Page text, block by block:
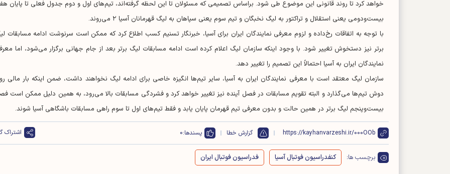
خواهد کرد تا روند قانونی این موضوع طی شود. براساس تصمیمی که مسئولان تا این لحظه گرفته‌اند، تیم‌های اول و دوم جدول فعلی تا پایان
بیست‌و‌دومی یعنی استقلال و تراکتور به لیگ نخبگان و تیم سوم یعنی سپاهان به لیگ قهرمانان آسیا ۲ می‌روند.
با توجه به اتفاقات رخ‌داده و لزوم معرفی نمایندگان ایران برای آسیا، خبرنگار تسنیم کسب اطلاع کرد که ممکن است سرنوشت ادامه مسابقات
برتر نیز دستخوش تغییر شود. با وجود اینکه سازمان لیگ اعلام کرده است ادامه مسابقات لیگ برتر بعد از جام جهانی برگزار می‌شود، اما
نمایندگان ایران به آسیا احتمالاً این تصمیم را تغییر دهد.
سازمان لیگ معتقد است با معرفی نمایندگان ایران به آسیا، سایر تیم‌ها انگیزه خاصی برای ادامه لیگ نخواهند داشت، ضمن اینکه بار مالی
دوش تیم‌ها می‌گذارد و البته تقویم مسابقات در فصل آینده نیز تغییر خواهد کرد و فشردگی مسابقات بالا می‌رود، به همین دلیل ممکن است
بیست‌و‌پنجم لیگ برتر در همین حالت و بدون معرفی تیم قهرمان پایان یابد و فقط تیم‌های اول تا سوم راهی مسابقات باشگاهی آسیا شوند.
https://kayhanvarzeshi.ir/000OOb گزارش خطا پسندها:0 اشتراک
برچسب ها: کنفدراسیون فوتبال آسیا فدراسیون فوتبال ایران